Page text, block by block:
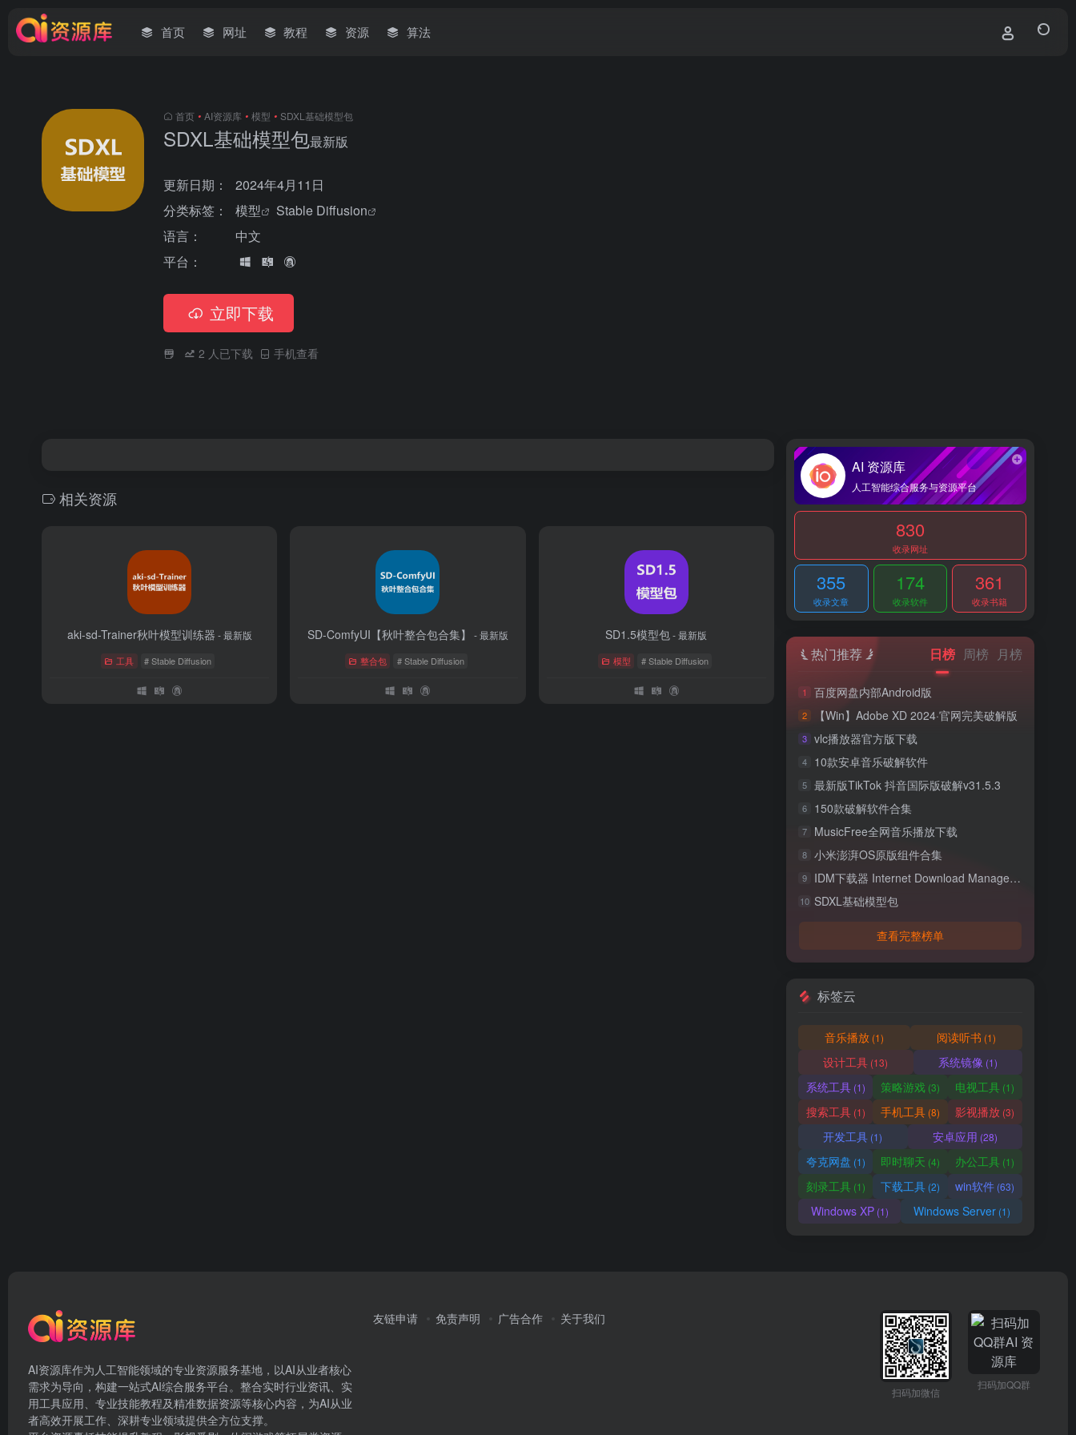
首页 网址 教程 资源 算法
首页 • AI资源库 • 模型 • SDXL基础模型包
SDXL基础模型包最新版
更新日期：
2024年4月11日
分类标签：
模型
Stable Diffusion
语言：
中文
平台：
立即下载
2 人已下载 手机查看
相关资源
aki-sd-Trainer秋叶模型训练器 - 最新版
工具 # Stable Diffusion
SD-ComfyUI【秋叶整合包合集】 - 最新版
整合包 # Stable Diffusion
SD1.5模型包- 最新版
模型 # Stable Diffusion
AI 资源库
人工智能综合服务与资源平台
830
收录网址
355
收录文章
174
收录软件
361
收录书籍
热门推荐 日榜 周榜 月榜
1 百度网盘内部Android版
2 【Win】Adobe XD 2024·官网完美破解版
3 vlc播放器官方版下载
4 10款安卓音乐破解软件
5 最新版TikTok 抖音国际版破解v31.5.3
6 150款破解软件合集
7 MusicFree全网音乐播放下载
8 小米澎湃OS原版组件合集
9 IDM下载器 Internet Download Manager v6.42.53 多语言中文破解版
10 SDXL基础模型包
查看完整榜单
标签云
音乐播放 (1) 阅读听书 (1)
设计工具 (13) 系统镜像 (1)
系统工具(1) 策略游戏(3) 电视工具 (1)
搜索工具(1) 手机工具(8) 影视播放 (3)
开发工具 (1) 安卓应用 (28)
夸克网盘 (1) 即时聊天 (4) 办公工具 (1)
刻录工具(1) 下载工具(2) win软件 (63)
Windows XP(1) Windows Server(1)
AI资源库作为人工智能领域的专业资源服务基地，以AI从业者核心
需求为导向，构建一站式AI综合服务平台。整合实时行业资讯、实
用工具应用、专业技能教程及精准数据资源等核心内容，为AI从业
者高效开展工作、深耕专业领域提供全方位支撑。
友链申请 免责声明 广告合作 关于我们
扫码加微信
扫码加QQ群